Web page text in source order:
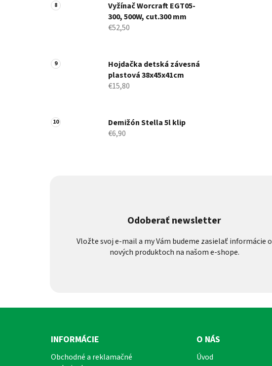
Vyžínač Worcraft EGT05-
300, 500W, cut.300 mm
€52,50
Hojdačka detská závesná
plastová 38x45x41cm
€15,80
Demižón Stella 5l klip
€6,90
Odoberať newsletter
Vložte svoj e-mail a my Vám budeme zasielať informácie o
nových produktoch na našom e-shope.
INFORMÁCIE
Obchodné a reklamačné
O NÁS
Úvod